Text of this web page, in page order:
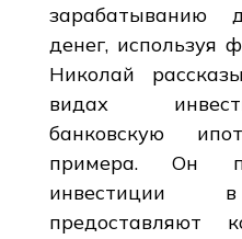
денег, используя
Николай
видах
банковскую
примера. Он
инвестиции
предоставляют